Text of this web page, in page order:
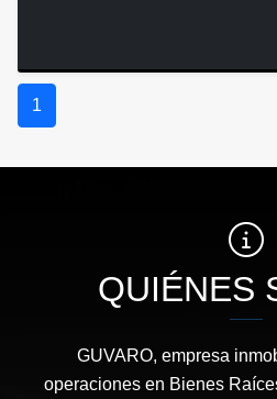
1
QUIÉNES
GUVARO, empresa
operaciones en Bienes